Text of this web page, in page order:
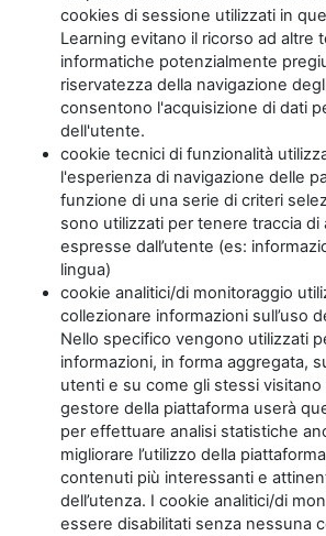
cookies di sessione utilizzati in
Learning evitano il ricorso ad altre
informatiche potenzialmente
riservatezza della navigazione
consentono l'acquisizione di dati
dell'utente.
cookie tecnici di funzionalità
l'esperienza di navigazione delle
funzione di una serie di criteri
sono utilizzati per tenere traccia
espresse dall’utente (es:
lingua)
cookie analitici/di monitoraggio
collezionare informazioni sull’uso
Nello specifico vengono utilizzati
informazioni, in forma aggregata,
utenti e su come gli stessi visitano
gestore della piattaforma userà
per effettuare analisi statistiche
migliorare l’utilizzo della
contenuti più interessanti e
dell’utenza. I cookie analitici/di
essere disabilitati senza nessuna